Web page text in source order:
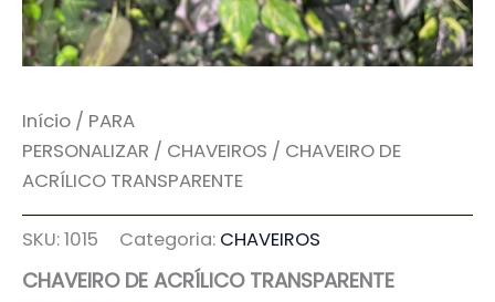
Início / PARA
PERSONALIZAR / CHAVEIROS / CHAVEIRO DE
ACRÍLICO TRANSPARENTE
SKU:1015 Categoria: CHAVEIROS
CHAVEIRO DE ACRÍLICO TRANSPARENTE